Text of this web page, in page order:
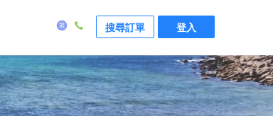
搜尋訂單 登入